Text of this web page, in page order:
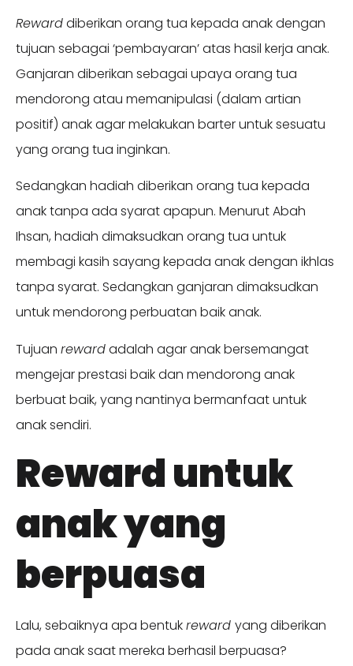
Rewarddiberikan orang tua kepada anak dengan
tujuan sebagai ‘pembayaran’ atas hasil kerja anak.
Ganjaran diberikan sebagai upaya orang tua
mendorong atau memanipulasi (dalam artian
positif) anak agar melakukan barter untuk sesuatu
yang orang tua inginkan.
Sedangkan hadiah diberikan orang tua kepada
anak tanpa ada syarat apapun. Menurut Abah
Ihsan, hadiah dimaksudkan orang tua untuk
membagi kasih sayang kepada anak dengan ikhlas
tanpa syarat. Sedangkan ganjaran dimaksudkan
untuk mendorong perbuatan baik anak.
Tujuan rewardadalah agar anak bersemangat
mengejar prestasi baik dan mendorong anak
berbuat baik, yang nantinya bermanfaat untuk
anak sendiri.
Reward untuk
anak yang
berpuasa
Lalu, sebaiknya apa bentukreward yang diberikan
pada anak saat mereka berhasil berpuasa?